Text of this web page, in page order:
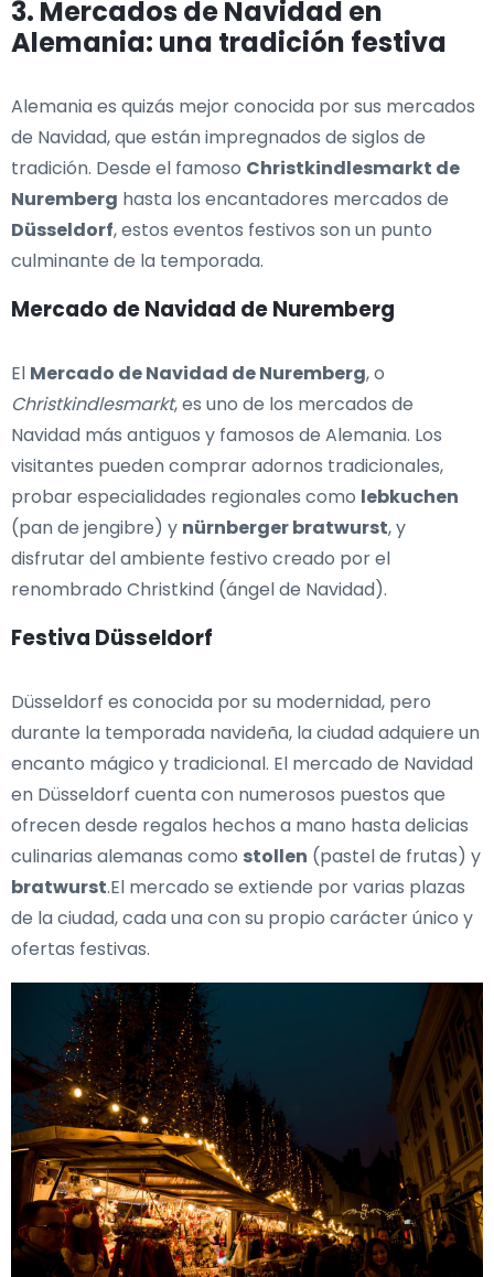
3. Mercados de Navidad en
Alemania: una tradición festiva
Alemania es quizás mejor conocida por sus mercados
de Navidad, que están impregnados de siglos de
tradición. Desde el famoso Christkindlesmarkt de
Nuremberg hasta los encantadores mercados de
Düsseldorf, estos eventos festivos son un punto
culminante de la temporada.
Mercado de Navidad de Nuremberg
El Mercado de Navidad de Nuremberg, o
Christkindlesmarkt, es uno de los mercados de
Navidad más antiguos y famosos de Alemania. Los
visitantes pueden comprar adornos tradicionales,
probar especialidades regionales como lebkuchen
(pan de jengibre) y nürnberger bratwurst, y
disfrutar del ambiente festivo creado por el
renombrado Christkind (ángel de Navidad).
Festiva Düsseldorf
Düsseldorf es conocida por su modernidad, pero
durante la temporada navideña, la ciudad adquiere un
encanto mágico y tradicional. El mercado de Navidad
en Düsseldorf cuenta con numerosos puestos que
ofrecen desde regalos hechos a mano hasta delicias
culinarias alemanas como stollen (pastel de frutas) y
bratwurst.El mercado se extiende por varias plazas
de la ciudad, cada una con su propio carácter único y
ofertas festivas.